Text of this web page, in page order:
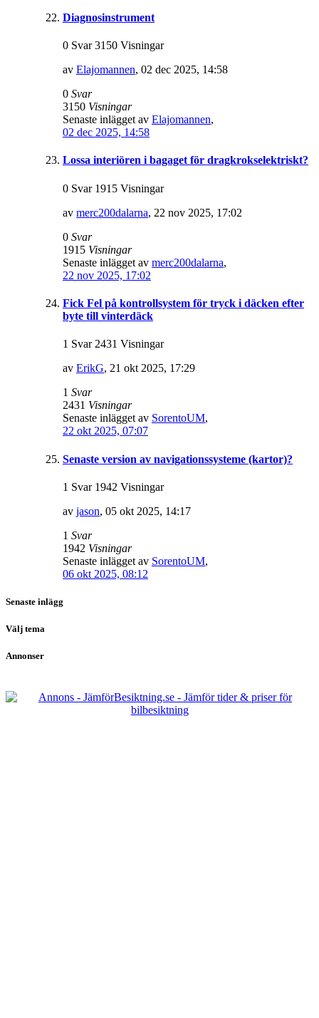
Diagnosinstrument
0 Svar 3150 Visningar
av Elajomannen, 02 dec 2025, 14:58
0 Svar
3150 Visningar
Senaste inlägget av Elajomannen,
02 dec 2025, 14:58
Lossa interiören i bagaget för dragkrokselektriskt?
0 Svar 1915 Visningar
av merc200dalarna, 22 nov 2025, 17:02
0 Svar
1915 Visningar
Senaste inlägget av merc200dalarna,
22 nov 2025, 17:02
Fick Fel på kontrollsystem för tryck i däcken efter
byte till vinterdäck
1 Svar 2431 Visningar
av ErikG, 21 okt 2025, 17:29
1 Svar
2431 Visningar
Senaste inlägget av SorentoUM,
22 okt 2025, 07:07
Senaste version av navigationssysteme (kartor)?
1 Svar 1942 Visningar
av jason, 05 okt 2025, 14:17
1 Svar
1942 Visningar
Senaste inlägget av SorentoUM,
06 okt 2025, 08:12
Senaste inlägg
Välj tema
Annonser